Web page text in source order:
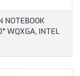
NOTEBOOK
WQXGA, INTEL
NVIDIA RTX